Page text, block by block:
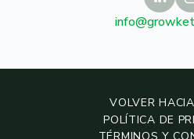
VOLVER
POLÍTICA DE